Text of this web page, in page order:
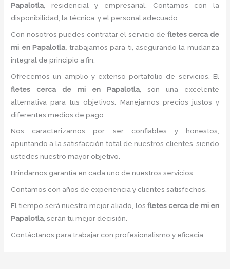
Papalotla, residencial y empresarial. Contamos con la
disponibilidad, la técnica, y el personal adecuado.
Con nosotros puedes contratar el servicio de fletes cerca de
mi en Papalotla, trabajamos para ti, asegurando la mudanza
integral de principio a fin.
Ofrecemos un amplio y extenso portafolio de servicios. El
fletes
cerca de mi en Papalotla , son una excelente
alternativa para tus objetivos. Manejamos precios justos y
diferentes medios de pago.
Nos caracterizamos por ser confiables y honestos,
apuntando a la satisfacción total de nuestros clientes, siendo
ustedes nuestro mayor objetivo.
Brindamos garantía en cada uno de nuestros servicios.
Contamos con años de experiencia y clientes satisfechos.
El tiempo será nuestro mejor aliado, los fletes cerca de mi en
Papalotla,serán tu mejor decisión.
Contáctanos para trabajar con profesionalismo y eficacia.